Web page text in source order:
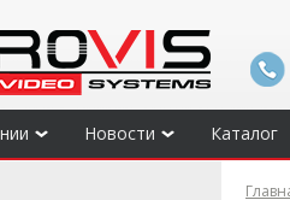
Новости Каталог